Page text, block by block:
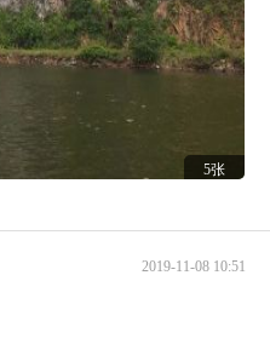
5张
2019-11-08 10:51